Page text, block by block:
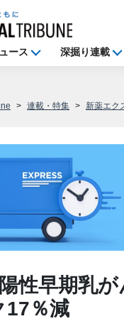
ース 深掘り連載
連載・特集 新薬エク
性早期乳
17％減